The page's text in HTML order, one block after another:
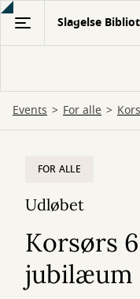
Gå
hovedindhold
Slagelse
Events For alle
FOR ALLE
Udløbet
Korsørs
jubilæum